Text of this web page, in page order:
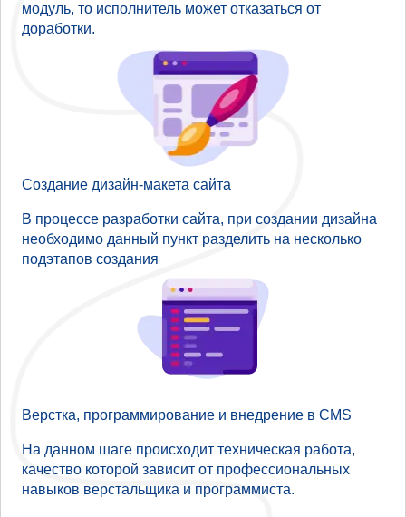
модуль, то исполнитель может отказаться от
доработки.
Создание дизайн-макета сайта
В процессе разработки сайта, при создании дизайна
необходимо данный пункт разделить на несколько
подэтапов создания
Верстка, программирование и внедрение в CMS
На данном шаге происходит техническая работа,
качество которой зависит от профессиональных
навыков верстальщика и программиста.